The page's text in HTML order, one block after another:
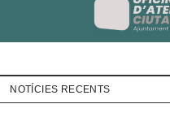
NOTÍCIES RECENTS